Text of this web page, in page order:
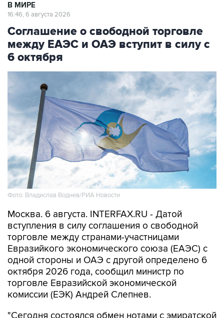
В МИРЕ
16:46, 6 августа 2026
Соглашение о свободной торговле
между ЕАЭС и ОАЭ вступит в силу с
6 октября
Фото: Владислав Воднев/РИА Новости
Москва. 6 августа. INTERFAX.RU - Датой
вступления в силу соглашения о свободной
торговле между странами-участницами
Евразийкого экономического союза (ЕАЭС) с
одной стороны и ОАЭ с другой определено 6
октября 2026 года, сообщил министр по
торговле Евразийской экономической
комиссии (ЕЭК) Андрей Слепнев.